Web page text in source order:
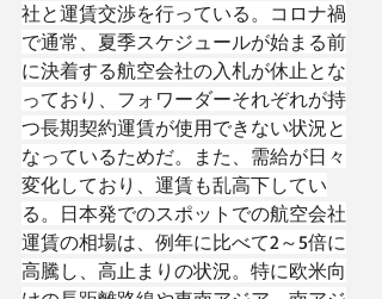
社と運賃交渉を行っている。コロナ禍
で通常、夏季スケジュールが始まる前
に決着する航空会社の入札が休止とな
っており、フォワーダーそれぞれが持
つ長期契約運賃が使用できない状況と
なっているためだ。また、需給が日々
変化しており、運賃も乱高下してい
る。日本発でのスポットでの航空会社
運賃の相場は、例年に比べて2～5倍に
高騰し、高止まりの状況。特に欧米向